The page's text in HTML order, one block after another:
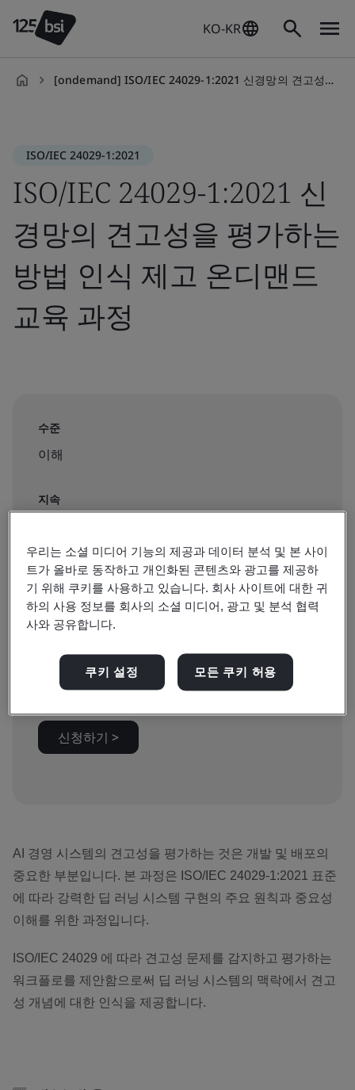
KO-KR
[ondemand] ISO/IEC 24029-1:2021 신경망의 견고성을 평가하는 방법 인식 제고 온디맨드 교육 과정
ISO/IEC 24029-1:2021
ISO/IEC 24029-1:2021 신
경망의 견고성을 평가하는
방법 인식 제고 온디맨드
교육 과정
수준
이해
지속
예약 가능:
온디맨드 이러닝
₩150000
신청하기 >
AI 경영 시스템의 견고성을 평가하는 것은 개발 및 배포의
중요한 부분입니다. 본 과정은 ISO/IEC 24029-1:2021 표준
에 따라 강력한 딥 러닝 시스템 구현의 주요 원칙과 중요성
이해를 위한 과정입니다.
ISO/IEC 24029 에 따라 견고성 문제를 감지하고 평가하는
워크플로를 제안함으로써 딥 러닝 시스템의 맥락에서 견고
성 개념에 대한 인식을 제공합니다.
우리는 소셜 미디어 기능의 제공과 데이터 분석 및 본 사이
트가 올바로 동작하고 개인화된 콘텐츠와 광고를 제공하
기 위해 쿠키를 사용하고 있습니다. 회사 사이트에 대한 귀
하의 사용 정보를 회사의 소셜 미디어, 광고 및 분석 협력
사와 공유합니다.
쿠키 설정 모든 쿠키 허용